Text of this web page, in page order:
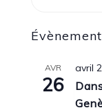
AVR
26
avril